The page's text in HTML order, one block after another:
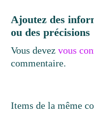
Ajoutez des
ou des précisions
Vous devezvous
commentaire.
Items de la même